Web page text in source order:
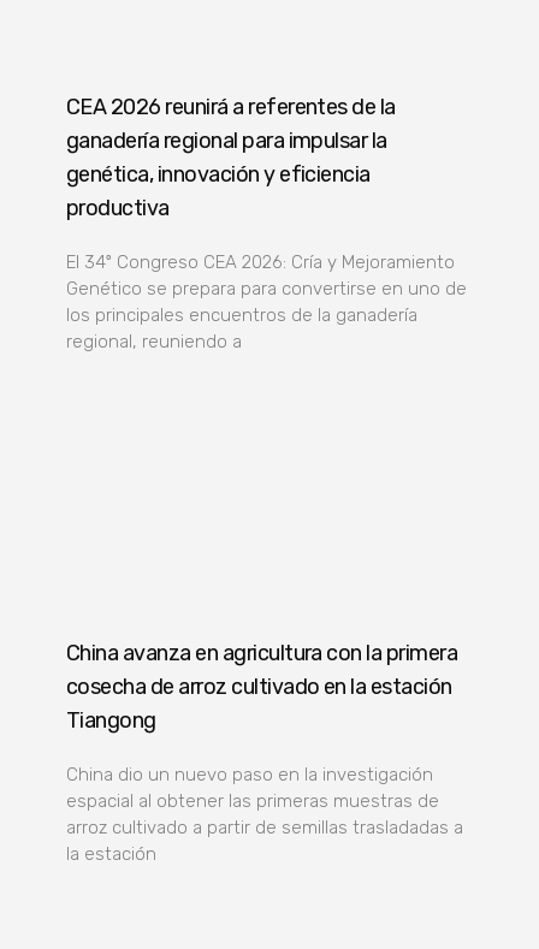
CEA 2026 reunirá a referentes de la
ganadería regional para impulsar la
genética, innovación y eficiencia
productiva
El 34º Congreso CEA 2026: Cría y Mejoramiento
Genético se prepara para convertirse en uno de
los principales encuentros de la ganadería
regional, reuniendo a
China avanza en agricultura con la primera
cosecha de arroz cultivado en la estación
Tiangong
China dio un nuevo paso en la investigación
espacial al obtener las primeras muestras de
arroz cultivado a partir de semillas trasladadas a
la estación